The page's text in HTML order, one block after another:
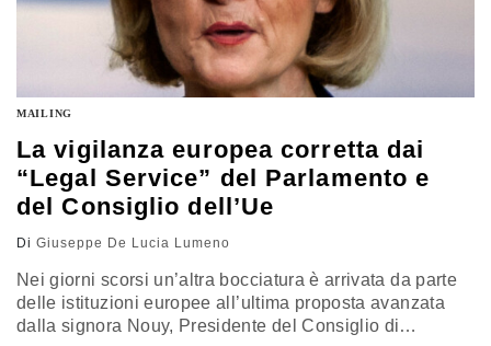
MAILING
La vigilanza europea corretta dai
“Legal Service” del Parlamento e
del Consiglio dell’Ue
Di Giuseppe De Lucia Lumeno
Nei giorni scorsi un’altra bocciatura è arrivata da parte
delle istituzioni europee all’ultima proposta avanzata
dalla signora Nouy, Presidente del Consiglio di